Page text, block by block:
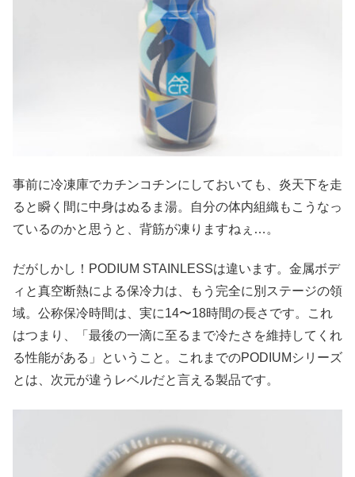
事前に冷凍庫でカチンコチンにしておいても、炎天下を走
ると瞬く間に中身はぬるま湯。自分の体内組織もこうなっ
ているのかと思うと、背筋が凍りますねぇ…。
だがしかし！PODIUM STAINLESSは違います。金属ボデ
ィと真空断熱による保冷力は、もう完全に別ステージの領
域。公称保冷時間は、実に14〜18時間の長さです。これ
はつまり、「最後の一滴に至るまで冷たさを維持してくれ
る性能がある」ということ。これまでのPODIUMシリーズ
とは、次元が違うレベルだと言える製品です。